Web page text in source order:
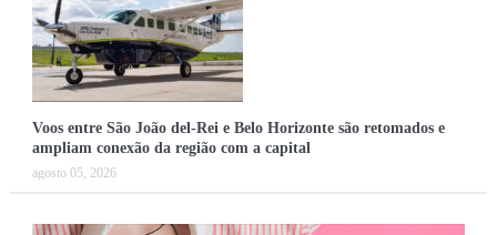
Voos entre São João del-Rei e Belo Horizonte são retomados e
ampliam conexão da região com a capital
agosto 05, 2026